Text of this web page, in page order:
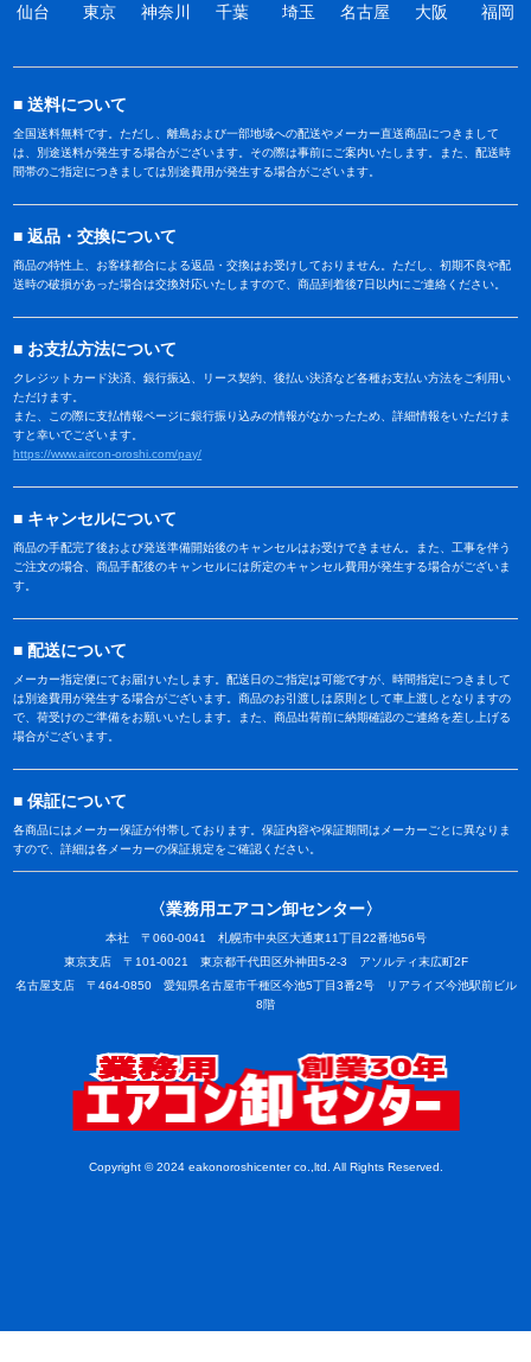
仙台 東京 神奈川 千葉 埼玉 名古屋 大阪 福岡
送料について
全国送料無料です。ただし、離島および一部地域への配送やメーカー直送商品につきまして
は、別途送料が発生する場合がございます。その際は事前にご案内いたします。また、配送時
間帯のご指定につきましては別途費用が発生する場合がございます。
返品・交換について
商品の特性上、お客様都合による返品・交換はお受けしておりません。ただし、初期不良や配
送時の破損があった場合は交換対応いたしますので、商品到着後7日以内にご連絡ください。
お支払方法について
クレジットカード決済、銀行振込、リース契約、後払い決済など各種お支払い方法をご利用い
ただけます。
また、この際に支払情報ページに銀行振り込みの情報がなかったため、詳細情報をいただけま
すと幸いでございます。
https://www.aircon-oroshi.com/pay/
キャンセルについて
商品の手配完了後および発送準備開始後のキャンセルはお受けできません。また、工事を伴う
ご注文の場合、商品手配後のキャンセルには所定のキャンセル費用が発生する場合がございま
す。
配送について
メーカー指定便にてお届けいたします。配送日のご指定は可能ですが、時間指定につきまして
は別途費用が発生する場合がございます。商品のお引渡しは原則として車上渡しとなりますの
で、荷受けのご準備をお願いいたします。また、商品出荷前に納期確認のご連絡を差し上げる
場合がございます。
保証について
各商品にはメーカー保証が付帯しております。保証内容や保証期間はメーカーごとに異なりま
すので、詳細は各メーカーの保証規定をご確認ください。
〈業務用エアコン卸センター〉
本社 〒060-0041 札幌市中央区大通東11丁目22番地56号
東京支店 〒101-0021 東京都千代田区外神田5-2-3 アソルティ末広町2F
名古屋支店 〒464-0850 愛知県名古屋市千種区今池5丁目3番2号 リアライズ今池駅前ビル
8階
Copyright © 2024 eakonoroshicenter co.,ltd. All Rights Reserved.